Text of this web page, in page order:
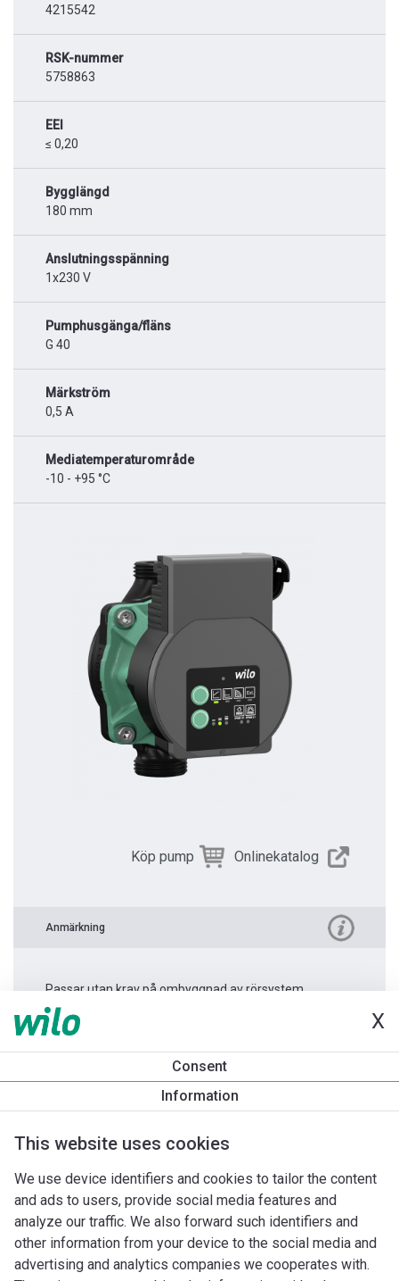
X
Consent
Information
This website uses cookies
We use device identifiers and cookies to tailor the content
and ads to users, provide social media features and
analyze our traffic. We also forward such identifiers and
other information from your device to the social media and
advertising and analytics companies we cooperates with.
4215542
RSK-nummer
5758863
EEI
≤ 0,20
Bygglängd
180 mm
Anslutningsspänning
1x230 V
Pumphusgänga/fläns
G 40
Märkström
0,5 A
Mediatemperaturområde
-10 - +95 °C
Köp pump Onlinekatalog
Anmärkning
Passar utan krav på ombyggnad av rörsystem.
Produktinformation
Varios PICO-STG 25/1-7 -180